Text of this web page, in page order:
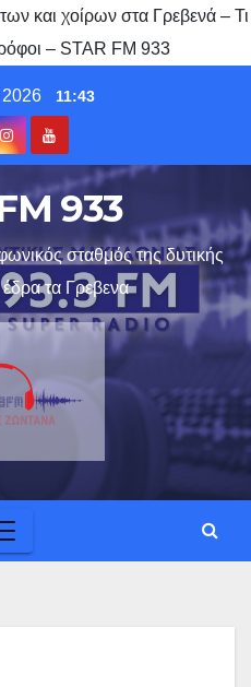
και χοίρων στα Γρεβενά – Τι
– STAR FM 933
11:43
933
σταθμός της δυτικής
τα Γρεβενα